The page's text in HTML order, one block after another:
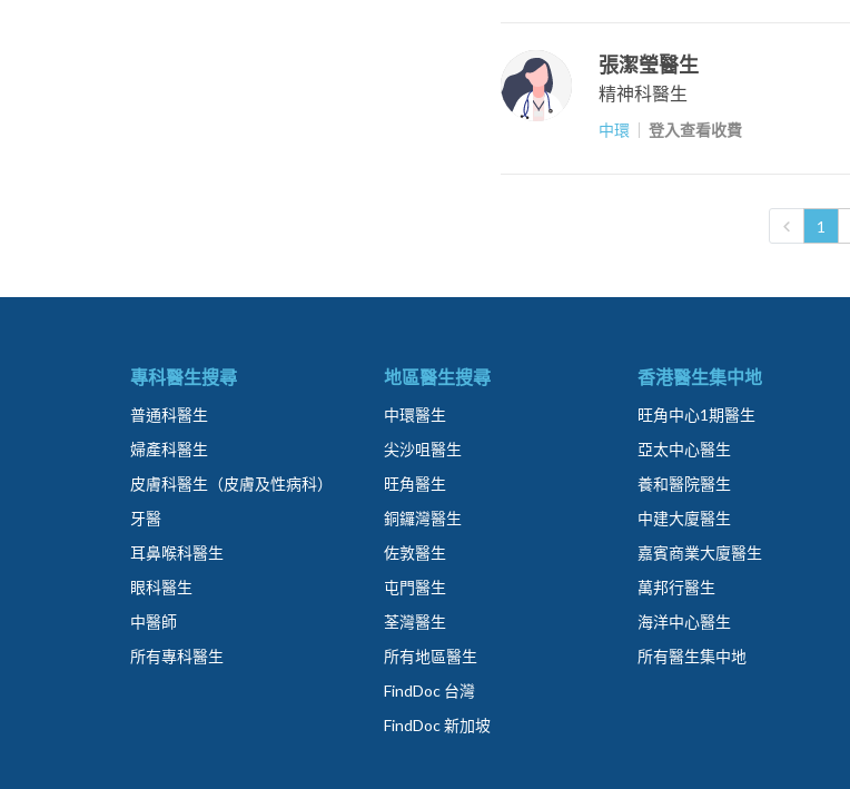
張潔瑩醫生
精神科醫生
中環 登入查看收費
1
專科醫生搜尋
普通科醫生
婦產科醫生
皮膚科醫生（皮膚及性病科）
牙醫
耳鼻喉科醫生
眼科醫生
中醫師
所有專科醫生
地區醫生搜尋
中環醫生
尖沙咀醫生
旺角醫生
銅鑼灣醫生
佐敦醫生
屯門醫生
荃灣醫生
所有地區醫生
FindDoc 台灣
FindDoc 新加坡
香港醫生集中地
旺角中心1期醫生
亞太中心醫生
養和醫院醫生
中建大廈醫生
嘉賓商業大廈醫生
萬邦行醫生
海洋中心醫生
所有醫生集中地